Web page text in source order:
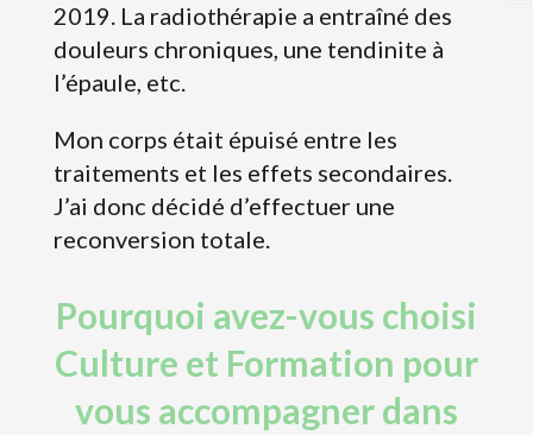
2019. La radiothérapie a entraîné des
douleurs chroniques, une tendinite à
l’épaule, etc.
Mon corps était épuisé entre les
traitements et les effets secondaires.
J’ai donc décidé d’effectuer une
reconversion totale.
Pourquoi avez-vous choisi
Culture et Formation pour
vous accompagner dans